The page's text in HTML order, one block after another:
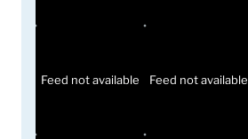
Feed not available Feed not available